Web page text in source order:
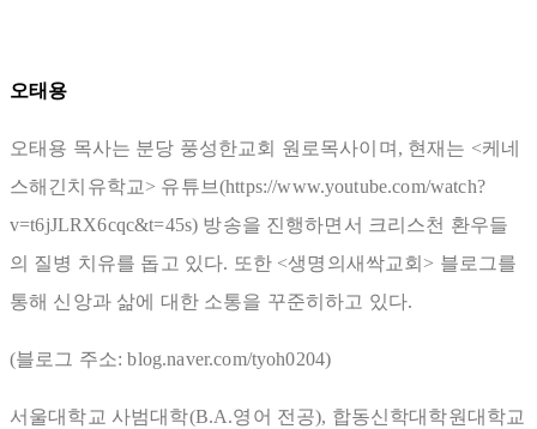
오태용
오태용 목사는 분당 풍성한교회 원로목사이며, 현재는 <케네
스해긴치유학교> 유튜브(https://www.youtube.com/watch?
v=t6jJLRX6cqc&t=45s) 방송을 진행하면서 크리스천 환우들
의 질병 치유를 돕고 있다. 또한 <생명의새싹교회> 블로그를
통해 신앙과 삶에 대한 소통을 꾸준히하고 있다.
(블로그 주소: blog.naver.com/tyoh0204)
서울대학교 사범대학(B.A.영어 전공), 합동신학대학원대학교